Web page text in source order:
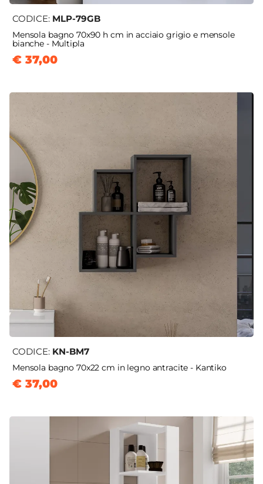
CODICE: MLP-79GB
Mensola bagno 70x90 h cm in acciaio grigio e mensole
bianche - Multipla
€ 37,00
CODICE: KN-BM7
Mensola bagno 70x22 cm in legno antracite - Kantiko
€ 37,00